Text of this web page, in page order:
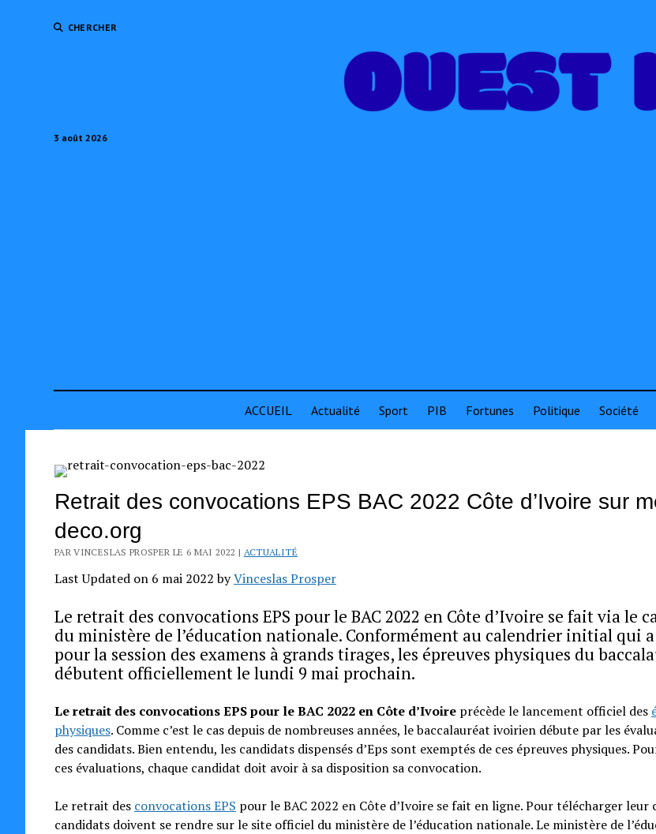
CHERCHER
3 août 2026
ACCUEIL Actualité Sport PIB Fortunes Politique Société
Retrait des convocations EPS BAC 2022 Côte d’Ivoire sur
deco.org
PAR VINCESLAS PROSPER LE 6 MAI 2022 | ACTUALITÉ
Last Updated on 6 mai 2022 byVinceslas Prosper
Le retrait des convocations EPS pour le BAC 2022 en Côte d’Ivoire se fait via le
du ministère de l’éducation nationale. Conformément au calendrier initial qui
pour la session des examens à grands tirages, les épreuves physiques du
débutent officiellement le lundi 9 mai prochain.
Le retrait des convocations EPS pour le BAC 2022 en Côte d’Ivoireprécède le lancement officiel des
physiques. Comme c’est le cas depuis de nombreuses années, le baccalauréat ivoirien débute par les
des candidats. Bien entendu, les candidats dispensés d’Eps sont exemptés de ces épreuves physiques.
ces évaluations, chaque candidat doit avoir à sa disposition sa convocation.
Le retrait des convocations EPS pour le BAC 2022 en Côte d’Ivoire se fait en ligne. Pour télécharger leur
candidats doivent se rendre sur le site officiel du ministère de l’éducation nationale. Le ministère de